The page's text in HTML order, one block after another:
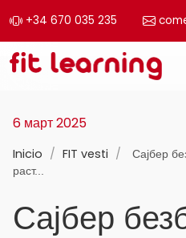
+34 670 035 235
Skip to content
Main Navigation
6 март 2025
Inicio / FIT vesti /
Сајбер
раст...
Сајбер